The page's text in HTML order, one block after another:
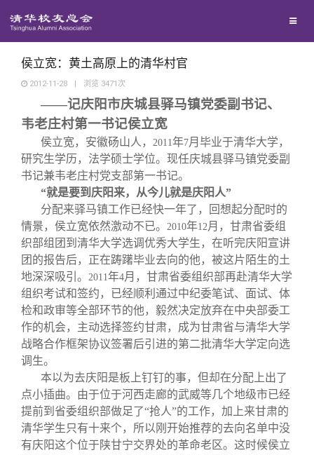
地区联络
年级联络
院系校友工作
专业委员会
兴趣群体
西南联大校友会
回馈母校
捐赠项目
捐赠新闻
捐赠纪事
捐赠方法
义工计划
媒体平台
《清华校友通讯》
《水木清华》
我要订阅
新媒体平台
百年清华
清华人物
清华故事
青春风采
校友文苑
校友视界
校友服务
终身学习
信息化服务
三创大赛
校友总会
总会简介
会长致辞
理事会名单
制度法规
关闭
侯立宽：黄土高原上的清华村官
2012-11-28 | 浏览 3471 次
——记庆阳市庆城县驿马镇党委副书记、
韦老庄村第一书记侯立宽
侯立宽，安徽砀山人， 2011年7月毕业于清华大学，
研究生学历，法学硕士学位。现任庆城县驿马镇党委副
书记兼韦老庄村党支部第一书记。
“就是要到庆阳来，从今儿就是庆阳人”
分配来驿马镇工作已经快一年了，回想起分配时的
情景，侯立宽依然激动不已。 2010年12月，甘肃省委组
织部组团到清华大学选调优秀大学生，在听完庆阳宣讲
团的报告后，正在踌躇毕业去向的他，被这片陌生的土
地深深吸引。 2011年4月，甘肃省委组织部再赴清华大学
组织考试和签约，已经顺利通过中纪委笔试、面试、体
检和政审等全部环节的他，毅然决定放弃在中央部委工
作的机会，主动选择签约甘肃，成为甘肃省与清华大学
战略合作框架协议签署后引进的第二批清华大学定向选
调生。
本以为去庆阳是板上钉钉的事，但却在分配上出了
点小插曲。由于位于河西走廊的武威等几个地级市已经
提前到省委组织部做足了“抢人”的工作，加上来甘肃的
清华学生只有十来个，所以刚开始推荐的去向名单中没
有庆阳这个位于陕甘宁交界处的革命老区。这时候侯立